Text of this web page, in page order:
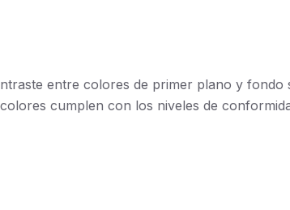
entre colores de primer plano y fondo
cumplen con los niveles de